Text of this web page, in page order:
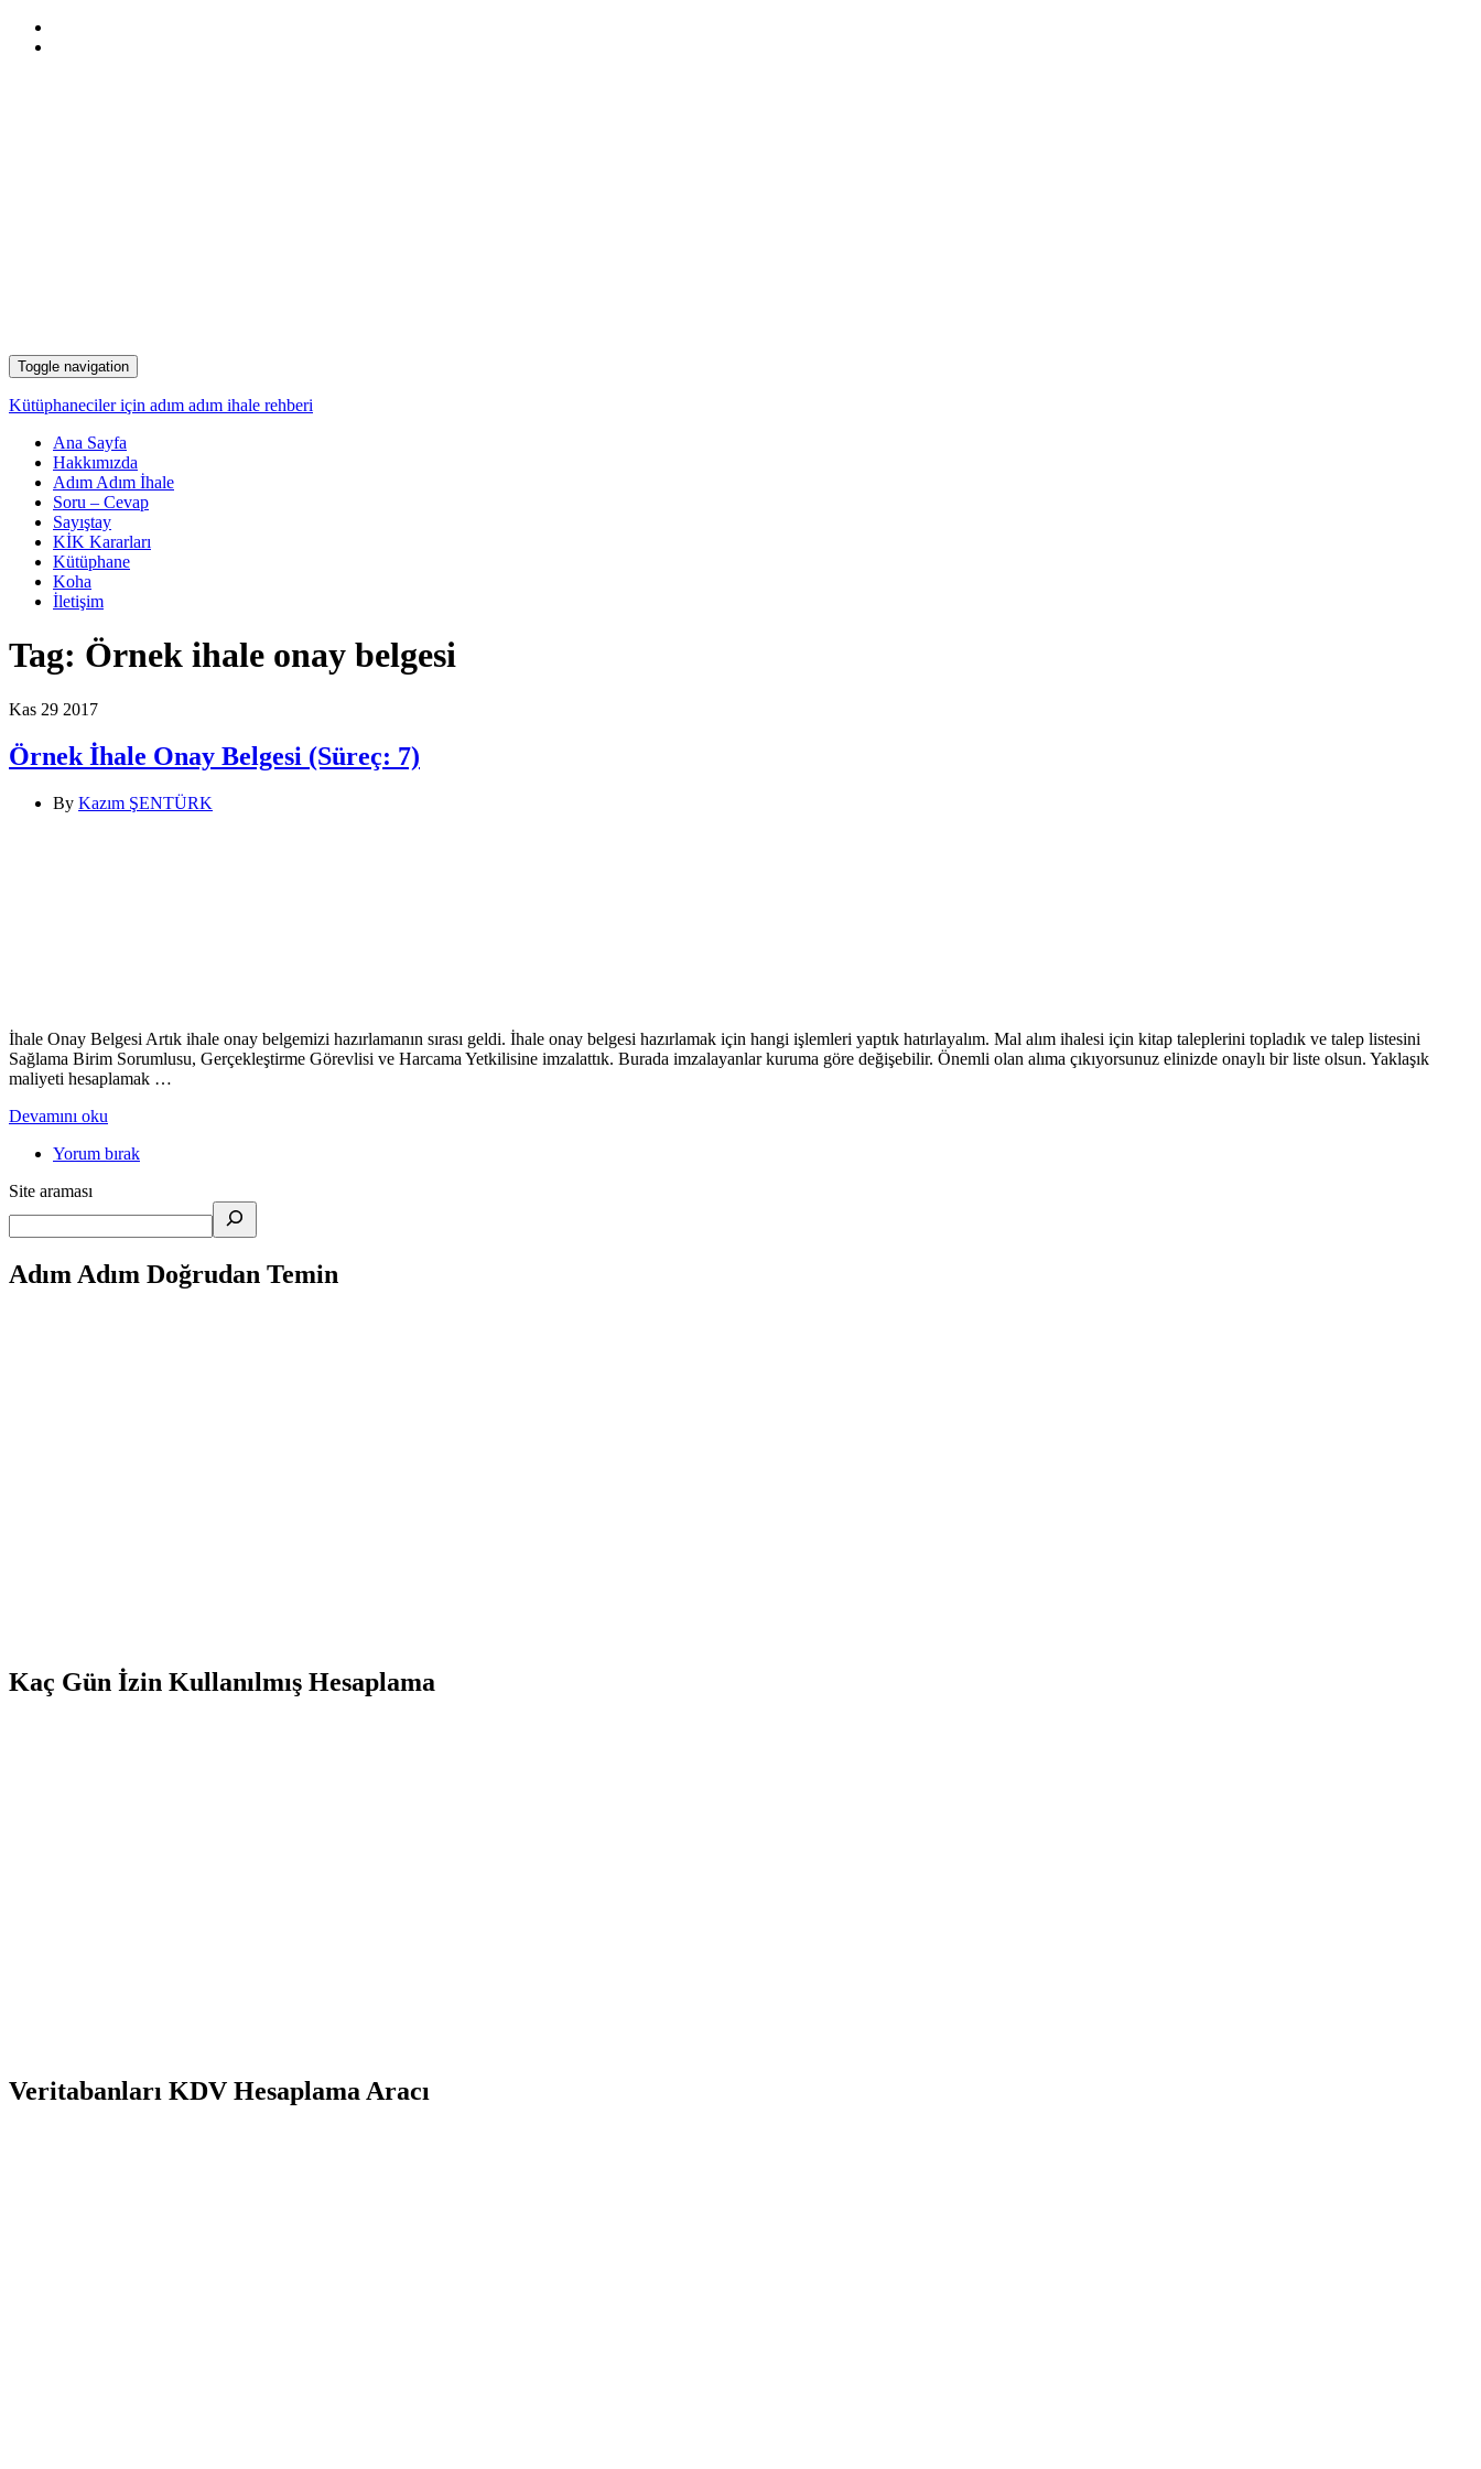
Toggle navigation
Kütüphaneciler için adım adım ihale rehberi
Ana Sayfa
Hakkımızda
Adım Adım İhale
Soru – Cevap
Sayıştay
KİK Kararları
Kütüphane
Koha
İletişim
Tag: Örnek ihale onay belgesi
Kas 29 2017
Örnek İhale Onay Belgesi (Süreç: 7)
By Kazım ŞENTÜRK
İhale Onay Belgesi Artık ihale onay belgemizi hazırlamanın sırası geldi. İhale onay belgesi hazırlamak için hangi işlemleri yaptık hatırlayalım. Mal alım ihalesi için kitap taleplerini topladık ve talep listesini
Sağlama Birim Sorumlusu, Gerçekleştirme Görevlisi ve Harcama Yetkilisine imzalattık. Burada imzalayanlar kuruma göre değişebilir. Önemli olan alıma çıkıyorsunuz elinizde onaylı bir liste olsun. Yaklaşık
maliyeti hesaplamak …
Devamını oku
Yorum bırak
Site araması
Adım Adım Doğrudan Temin
Kaç Gün İzin Kullanılmış Hesaplama
Veritabanları KDV Hesaplama Aracı